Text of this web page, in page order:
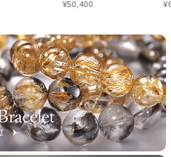
¥50,400 ¥